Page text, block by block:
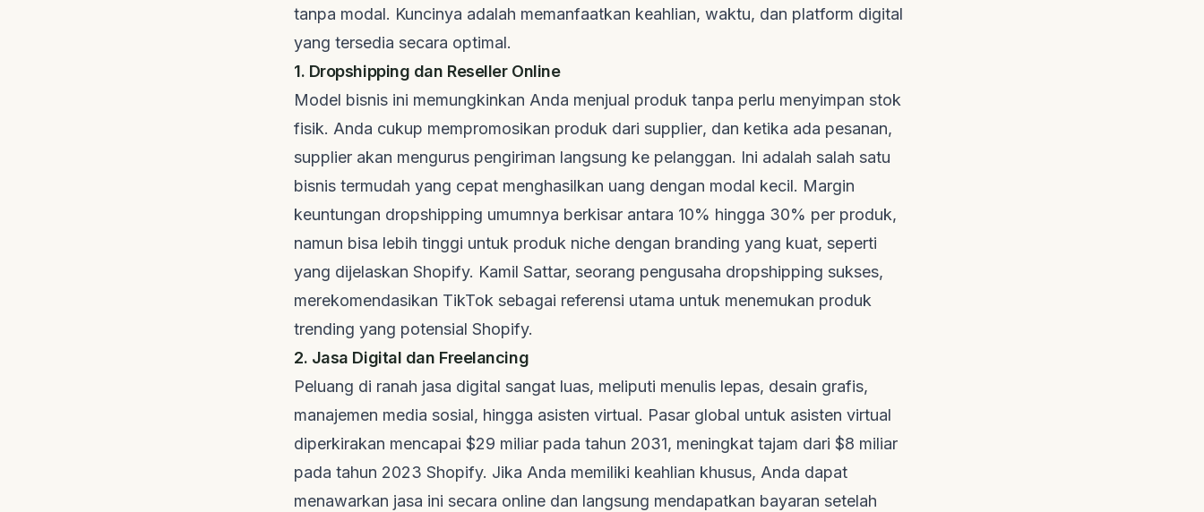
tanpa modal. Kuncinya adalah memanfaatkan keahlian, waktu, dan platform digital
yang tersedia secara optimal.
1. Dropshipping dan Reseller Online
Model bisnis ini memungkinkan Anda menjual produk tanpa perlu menyimpan stok
fisik. Anda cukup mempromosikan produk dari supplier, dan ketika ada pesanan,
supplier akan mengurus pengiriman langsung ke pelanggan. Ini adalah salah satu
bisnis termudah yang cepat menghasilkan uang dengan modal kecil. Margin
keuntungan dropshipping umumnya berkisar antara 10% hingga 30% per produk,
namun bisa lebih tinggi untuk produk niche dengan branding yang kuat, seperti
yang dijelaskan Shopify. Kamil Sattar, seorang pengusaha dropshipping sukses,
merekomendasikan TikTok sebagai referensi utama untuk menemukan produk
trending yang potensial Shopify.
2. Jasa Digital dan Freelancing
Peluang di ranah jasa digital sangat luas, meliputi menulis lepas, desain grafis,
manajemen media sosial, hingga asisten virtual. Pasar global untuk asisten virtual
diperkirakan mencapai $29 miliar pada tahun 2031, meningkat tajam dari $8 miliar
pada tahun 2023 Shopify. Jika Anda memiliki keahlian khusus, Anda dapat
menawarkan jasa ini secara online dan langsung mendapatkan bayaran setelah